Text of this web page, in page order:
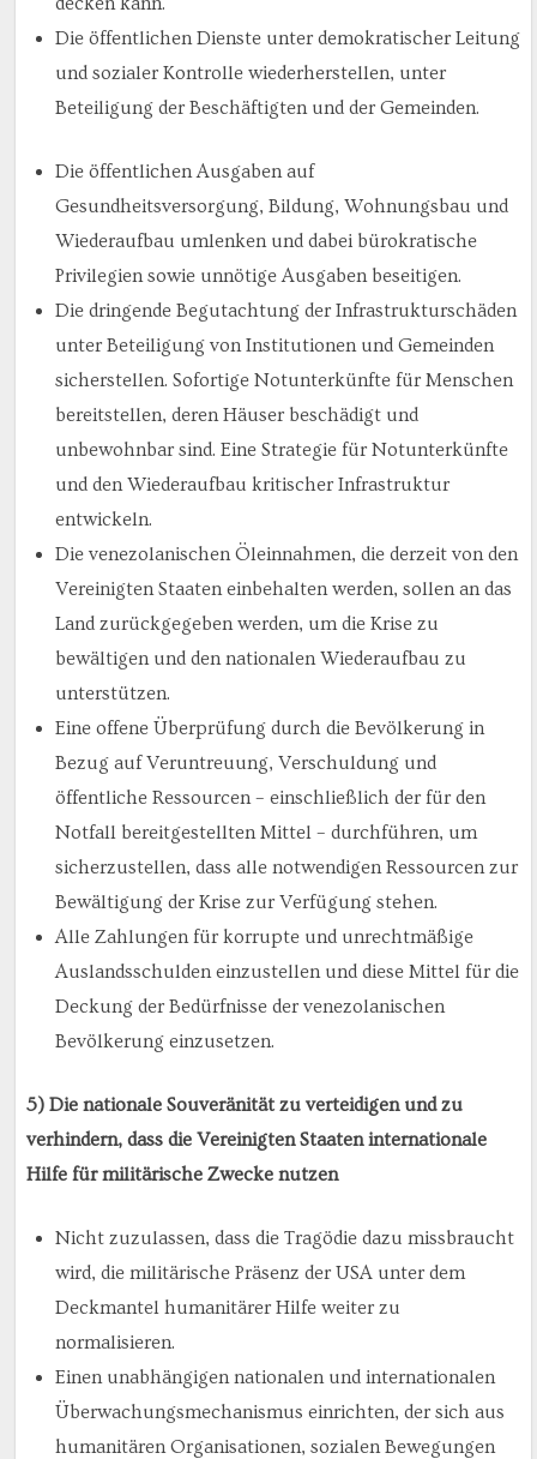
Die öffentlichen Dienste unter demokratischer Leitung
und sozialer Kontrolle wiederherstellen, unter
Beteiligung der Beschäftigten und der Gemeinden.
Die öffentlichen Ausgaben auf
Gesundheitsversorgung, Bildung, Wohnungsbau und
Wiederaufbau umlenken und dabei bürokratische
Privilegien sowie unnötige Ausgaben beseitigen.
Die dringende Begutachtung der Infrastrukturschäden
unter Beteiligung von Institutionen und Gemeinden
sicherstellen. Sofortige Notunterkünfte für Menschen
bereitstellen, deren Häuser beschädigt und
unbewohnbar sind. Eine Strategie für Notunterkünfte
und den Wiederaufbau kritischer Infrastruktur
entwickeln.
Die venezolanischen Öleinnahmen, die derzeit von den
Vereinigten Staaten einbehalten werden, sollen an das
Land zurückgegeben werden, um die Krise zu
bewältigen und den nationalen Wiederaufbau zu
unterstützen.
Eine offene Überprüfung durch die Bevölkerung in
Bezug auf Veruntreuung, Verschuldung und
öffentliche Ressourcen – einschließlich der für den
Notfall bereitgestellten Mittel – durchführen, um
sicherzustellen, dass alle notwendigen Ressourcen zur
Bewältigung der Krise zur Verfügung stehen.
Alle Zahlungen für korrupte und unrechtmäßige
Auslandsschulden einzustellen und diese Mittel für die
Deckung der Bedürfnisse der venezolanischen
Bevölkerung einzusetzen.
5) Die nationale Souveränität zu verteidigen und zu
verhindern, dass die Vereinigten Staaten internationale
Hilfe für militärische Zwecke nutzen
Nicht zuzulassen, dass die Tragödie dazu missbraucht
wird, die militärische Präsenz der USA unter dem
Deckmantel humanitärer Hilfe weiter zu
normalisieren.
Einen unabhängigen nationalen und internationalen
Überwachungsmechanismus einrichten, der sich aus
humanitären Organisationen, sozialen Bewegungen